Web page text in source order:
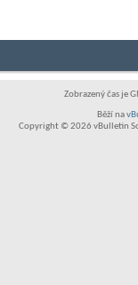
Zobrazený čas je
Běží na
Copyright © 2026 vBulletin